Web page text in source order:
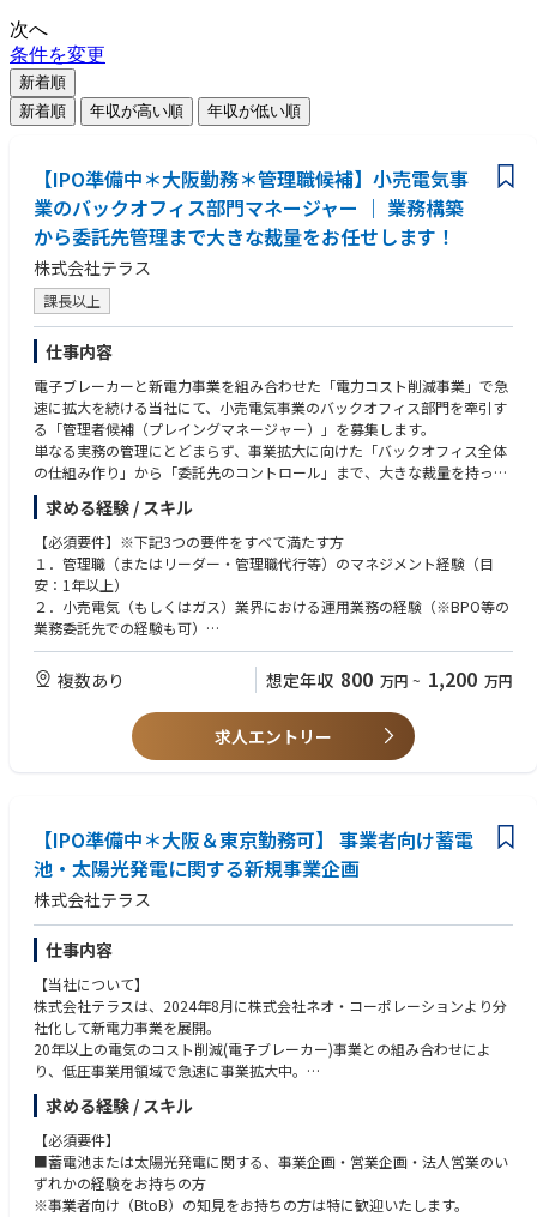
次へ
条件を変更
新着順
新着順
年収が高い順 年収が低い順
【IPO準備中＊大阪勤務＊管理職候補】小売電気事
業のバックオフィス部門マネージャー ｜ 業務構築
から委託先管理まで大きな裁量をお任せします！
株式会社テラス
課長以上
仕事内容
電子ブレーカーと新電力事業を組み合わせた「電力コスト削減事業」で急
速に拡大を続ける当社にて、小売電気事業のバックオフィス部門を牽引す
る「管理者候補（プレイングマネージャー）」を募集します。
単なる実務の管理にとどまらず、事業拡大に向けた「バックオフィス全体
の仕組み作り」から「委託先のコントロール」まで、大きな裁量を持って
遂行いただけるポジションです。
【具体的な業務内容】
① マネジメント・業務改善（メインミッション）
・メンバーの進捗管理、育成、指導
・業務フローの構築、マニュアルの作成、プロセス改善の現場への落とし
込み
② 実務・オペレーション領域
・低高圧のスイッチング、低圧の再点に関する実務
・電気料金の計算、請求、入金管理、督促業務の遂行と管理
※入社直後は当社の業務・事業への理解を深めていただくため、上記の実
事業拡大フェーズに伴う、バックオフィスの体制強化・即戦力採用となり
ます。
当社の事業は立ち上げから日が浅く、定型化された業務をただ回すだけで
はなく、「自らの手で業務の土台を築き上げ、日々改善を行うこと」が可
能な非常にエキサイティングなフェーズです。ゼロベースからの仕組み作
りに挑戦し、会社の成長とともにご自身も大きくステップアップしたい方
に最適な環境です。
求める経験 / スキル
【必須要件】※下記3つの要件をすべて満たす方
１．管理職（またはリーダー・管理職代行等）のマネジメント経験（目
安：1年以上）
２．小売電気（もしくはガス）業界における運用業務の経験（※BPO等の
業務委託先での経験も可）
３．「請求管理」「申込受付」「異動受付」「その他工事(電設)受付」い
ずれかの実務経験
【求める人物像】
■ルーティンワークをこなすだけでなく、自ら業務プロセスを構築・改善
することにやりがいを感じる方
複数あり 想定年収 800 万円 ~ 1,200 万円
求人エントリー
【IPO準備中＊大阪＆東京勤務可】 事業者向け蓄電
池・太陽光発電に関する新規事業企画
株式会社テラス
仕事内容
【当社について】
株式会社テラスは、2024年8月に株式会社ネオ・コーポレーションより分
社化して新電力事業を展開。
20年以上の電気のコスト削減(電子ブレーカー)事業との組み合わせによ
り、低圧事業用領域で急速に事業拡大中。
電子ブレーカーと新電力事業を組み合わせた「電力コスト削減事業」を展
開する当社にて、新たな柱となる【事業者向け（工場・商業施設等）の蓄
電池・太陽光発電事業】の立ち上げをお任せします。
事業企画から運用スキームの構築まで、裁量を持って「0→1フェーズ」を
牽引いただけるポジションです。
求める経験 / スキル
【必須要件】
■蓄電池または太陽光発電に関する、事業企画・営業企画・法人営業のい
ずれかの経験をお持ちの方
※事業者向け（BtoB）の知見をお持ちの方は特に歓迎いたします。